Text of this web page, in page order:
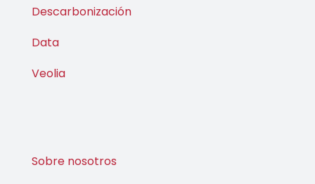
Energía
Descarbonización
Data